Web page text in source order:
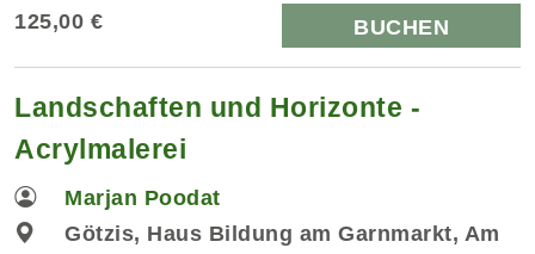
125,00 € BUCHEN
Landschaften und Horizonte -
Acrylmalerei
Marjan Poodat
Götzis, Haus Bildung am Garnmarkt, Am